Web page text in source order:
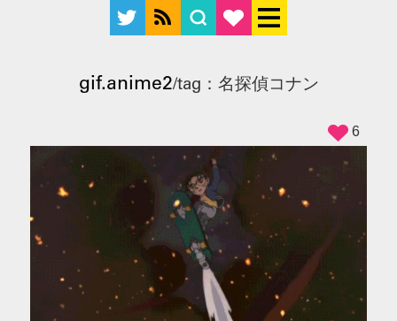
gif.anime2/tag：名探偵コナン
6